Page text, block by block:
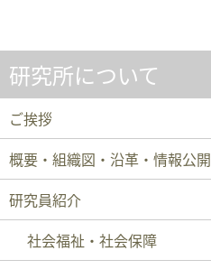
研究所について
ご挨拶
概要・組織図・沿革・情報公開
研究員紹介
社会福祉・社会保障